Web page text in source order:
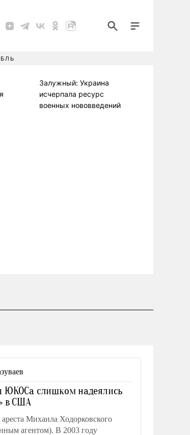
Залужный: Украина
исчерпала ресурс
военных нововведений
ЮКОСа слишком надеялись
в США
ареста Михаила Ходорковского
агентом). В 2003 году